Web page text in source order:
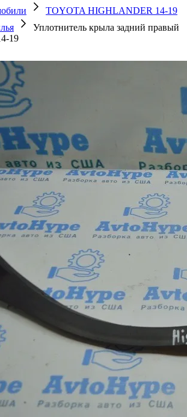
TOYOTA HIGHLANDER 14-19
Уплотнитель крыла задний правый
19